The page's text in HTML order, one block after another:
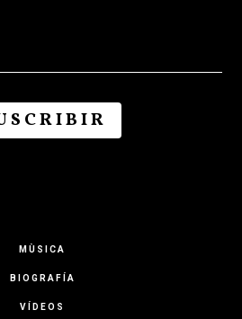
MÙSICA
BIOGRAFÍA
VÍDEOS